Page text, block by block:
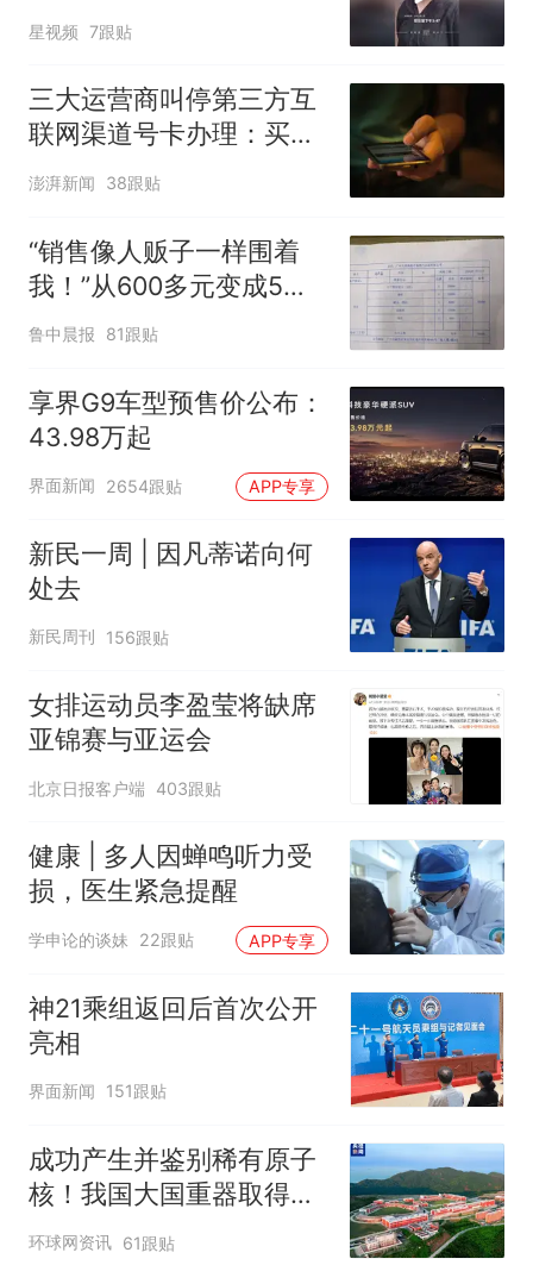
开门：午休到几点
星视频 7跟贴
三大运营商叫停第三方互
联网渠道号卡办理：买的
卡还能用吗？资费会涨
澎湃新闻 38跟贴
“销售像人贩子一样围着
我！”从600多元变成5万
元，57岁保洁阿姨做医美
糊
鲁中晨报 81跟贴
享界G9车型预售价公布：
43.98万起
界面新闻 2654跟贴 APP专享
新民一周 | 因凡蒂诺向何
处去
新民周刊 156跟贴
女排运动员李盈莹将缺席
亚锦赛与亚运会
北京日报客户端 403跟贴
健康 | 多人因蝉鸣听力受
损，医生紧急提醒
学申论的谈妹 22跟贴 APP专享
神21乘组返回后首次公开
亮相
界面新闻 151跟贴
成功产生并鉴别稀有原子
核！我国大国重器取得新
成果
环球网资讯 61跟贴